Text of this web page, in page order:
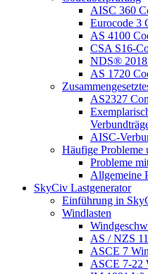
AISC 360
Eurocode 3
AS 4100
CSA S16-
NDS® 2018
AS 1720
AS2327
AISC-
Häufige Probleme
Probleme
Allgemeine
SkyCiv Lastgenerator
Einführung in
Windlasten
AS / NZS
ASCE 7
ASCE 7-22